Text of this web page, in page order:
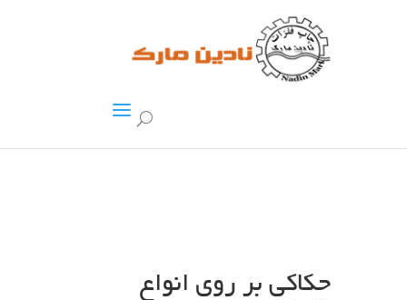
حکاکی بر روی انواع